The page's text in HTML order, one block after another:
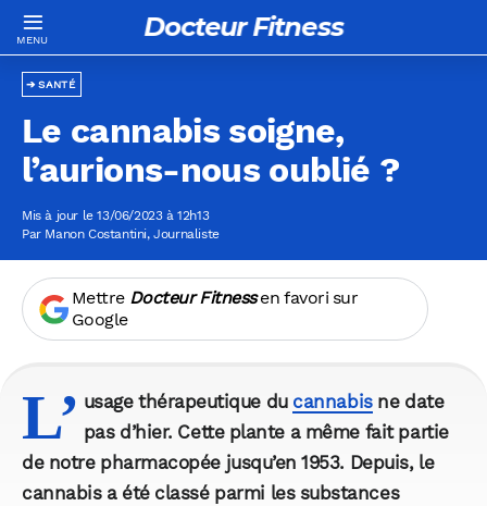
Docteur Fitness
SANTÉ
Le cannabis soigne,
l’aurions-nous oublié ?
Mis à jour le 13/06/2023 à 12h13
Par Manon Costantini, Journaliste
Mettre Docteur Fitnessen favori sur
Google
L’ usage thérapeutique du cannabisne date
pas d’hier. Cette plante a même fait partie
de notre pharmacopée jusqu’en 1953. Depuis, le
cannabis a été classé parmi les substances